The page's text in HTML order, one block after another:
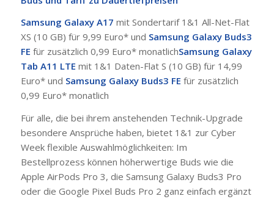
Samsung Galaxy A17 mit Sondertarif 1&1 All-Net-Flat
XS (10 GB) für 9,99 Euro* und Samsung Galaxy Buds3
FE für zusätzlich 0,99 Euro* monatlichSamsung Galaxy
Tab A11 LTE mit 1&1 Daten-Flat S (10 GB) für 14,99
Euro* und Samsung Galaxy Buds3 FE für zusätzlich
0,99 Euro* monatlich
Für alle, die bei ihrem anstehenden Technik-Upgrade
besondere Ansprüche haben, bietet 1&1 zur Cyber
Week flexible Auswahlmöglichkeiten: Im
Bestellprozess können höherwertige Buds wie die
Apple AirPods Pro 3, die Samsung Galaxy Buds3 Pro
oder die Google Pixel Buds Pro 2 ganz einfach ergänzt